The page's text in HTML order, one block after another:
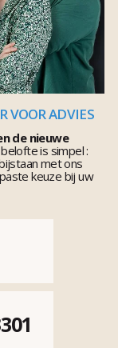
VOOR ADVIES
de nieuwe
is simpel :
met ons
keuze bij uw